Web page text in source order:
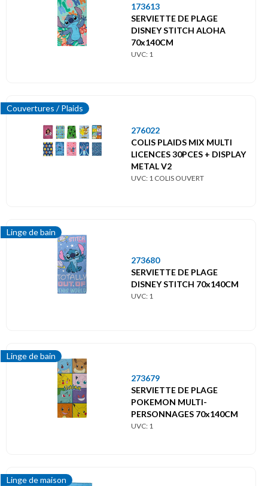
173613
SERVIETTE DE PLAGE
DISNEY STITCH ALOHA
70x140CM
UVC: 1
Couvertures / Plaids
276022
COLIS PLAIDS MIX MULTI
LICENCES 30PCES + DISPLAY
METAL V2
UVC: 1 COLIS OUVERT
Linge de bain
273680
SERVIETTE DE PLAGE
DISNEY STITCH 70x140CM
UVC: 1
Linge de bain
273679
SERVIETTE DE PLAGE
POKEMON MULTI-
PERSONNAGES 70x140CM
UVC: 1
Linge de maison